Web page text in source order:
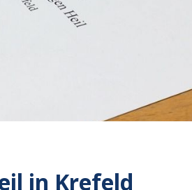
in Krefeld